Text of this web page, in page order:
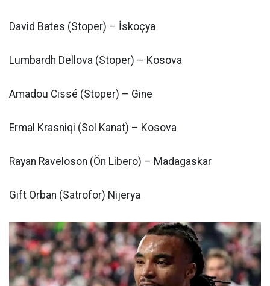
David Bates (Stoper) – İskoçya
Lumbardh Dellova (Stoper) – Kosova
Amadou Cissé (Stoper) – Gine
Ermal Krasniqi (Sol Kanat) – Kosova
Rayan Raveloson (Ön Libero) – Madagaskar
Gift Orban (Satrofor) Nijerya